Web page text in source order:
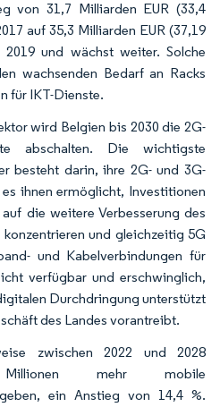
von 31,7 Milliarden EUR (33,4
auf 35,3 Milliarden EUR (37,19
und wächst weiter. Solche
wachsenden Bedarf an Racks
für IKT-Dienste.
wird Belgien bis 2030 die 2G-
abschalten. Die wichtigste
besteht darin, ihre 2G- und 3G-
ihnen ermöglicht, Investitionen
die weitere Verbesserung des
konzentrieren und gleichzeitig 5G
und Kabelverbindungen für
verfügbar und erschwinglich,
Durchdringung unterstützt
des Landes vorantreibt.
zwischen 2022 und 2028
mehr mobile
ein Anstieg von 14,4 %.